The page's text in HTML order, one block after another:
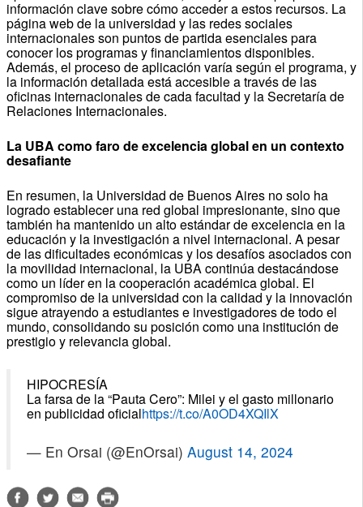
información clave sobre cómo acceder a estos recursos. La
página web de la universidad y las redes sociales
internacionales son puntos de partida esenciales para
conocer los programas y financiamientos disponibles.
Además, el proceso de aplicación varía según el programa, y
la información detallada está accesible a través de las
oficinas internacionales de cada facultad y la Secretaría de
Relaciones Internacionales.
La UBA como faro de excelencia global en un contexto
desafiante
En resumen, la Universidad de Buenos Aires no solo ha
logrado establecer una red global impresionante, sino que
también ha mantenido un alto estándar de excelencia en la
educación y la investigación a nivel internacional. A pesar
de las dificultades económicas y los desafíos asociados con
la movilidad internacional, la UBA continúa destacándose
como un líder en la cooperación académica global. El
compromiso de la universidad con la calidad y la innovación
sigue atrayendo a estudiantes e investigadores de todo el
mundo, consolidando su posición como una institución de
prestigio y relevancia global.
HIPOCRESÍA
La farsa de la “Pauta Cero”: Milei y el gasto millonario
en publicidad oficialhttps://t.co/A0OD4XQIlX
— En Orsai (@EnOrsai) August 14, 2024